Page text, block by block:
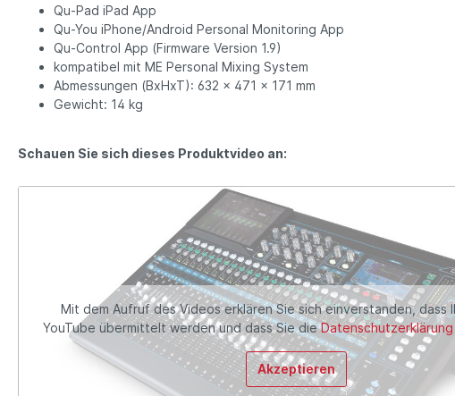
Qu-Pad iPad App
Qu-You iPhone/Android Personal Monitoring App
Qu-Control App (Firmware Version 1.9)
kompatibel mit ME Personal Mixing System
Abmessungen (BxHxT): 632 x 471 x 171 mm
Gewicht: 14 kg
Schauen Sie sich dieses Produktvideo an:
Mit dem Aufruf des Videos erklären Sie sich einverstanden, dass
YouTube übermittelt werden und dass Sie dieDatenschutzerklärung
Akzeptieren